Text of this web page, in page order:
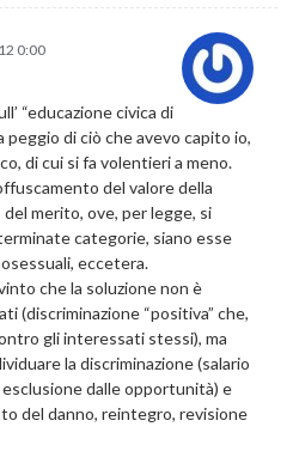
0:00
“educazione civica di
peggio di ciò che avevo capito io,
di cui si fa volentieri a meno.
del valore della
merito, ove, per legge, si
categorie, siano esse
eccetera.
che la soluzione non è
(discriminazione “positiva” che,
gli interessati stessi), ma
la discriminazione (salario
dalle opportunità) e
del danno, reintegro, revisione